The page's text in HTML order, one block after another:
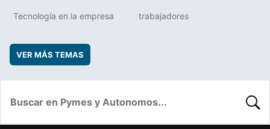
Tecnología en la empresa trabajadores
VER MÁS TEMAS